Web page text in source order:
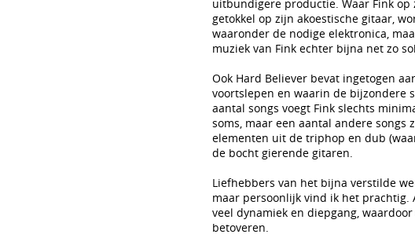
uitbundigere productie. Waar Fink
getokkel op zijn akoestische gitaar,
waaronder de nodige elektronica,
muziek van Fink echter bijna net zo
Ook Hard Believer bevat ingetogen
voortslepen en waarin de bijzondere
aantal songs voegt Fink slechts
soms, maar een aantal andere songs
elementen uit de triphop en dub
de bocht gierende gitaren.
Liefhebbers van het bijna verstilde
maar persoonlijk vind ik het prachtig.
veel dynamiek en diepgang,
betoveren.